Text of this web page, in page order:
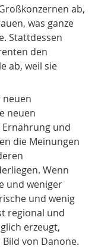
ab,
was ganze
Stattdessen
den
ab, weil sie
neuen
Ernährung und
die Meinungen
Wenn
und weniger
und wenig
regional und
erzeugt,
von Danone.